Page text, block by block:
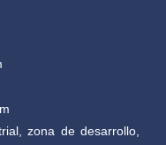
zona de desarrollo,